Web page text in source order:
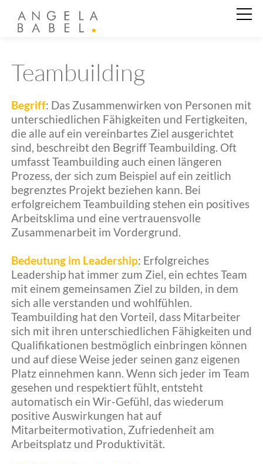
Business Coaching
Private Coaching
Angela Babel
Kundenstimmen
Aktuelles
Kontakt
Home
Teambuilding
Begriff: Das Zusammenwirken von Personen mit
unterschiedlichen Fähigkeiten und Fertigkeiten,
die alle auf ein vereinbartes Ziel ausgerichtet
sind, beschreibt den Begriff Teambuilding. Oft
umfasst Teambuilding auch einen längeren
Prozess, der sich zum Beispiel auf ein zeitlich
begrenztes Projekt beziehen kann. Bei
erfolgreichem Teambuilding stehen ein positives
Arbeitsklima und eine vertrauensvolle
Zusammenarbeit im Vordergrund.
Bedeutung im Leadership: Erfolgreiches
Leadership hat immer zum Ziel, ein echtes Team
mit einem gemeinsamen Ziel zu bilden, in dem
sich alle verstanden und wohlfühlen.
Teambuilding hat den Vorteil, dass Mitarbeiter
sich mit ihren unterschiedlichen Fähigkeiten und
Qualifikationen bestmöglich einbringen können
und auf diese Weise jeder seinen ganz eigenen
Platz einnehmen kann. Wenn sich jeder im Team
gesehen und respektiert fühlt, entsteht
automatisch ein Wir-Gefühl, das wiederum
positive Auswirkungen hat auf
Mitarbeitermotivation, Zufriedenheit am
Arbeitsplatz und Produktivität.